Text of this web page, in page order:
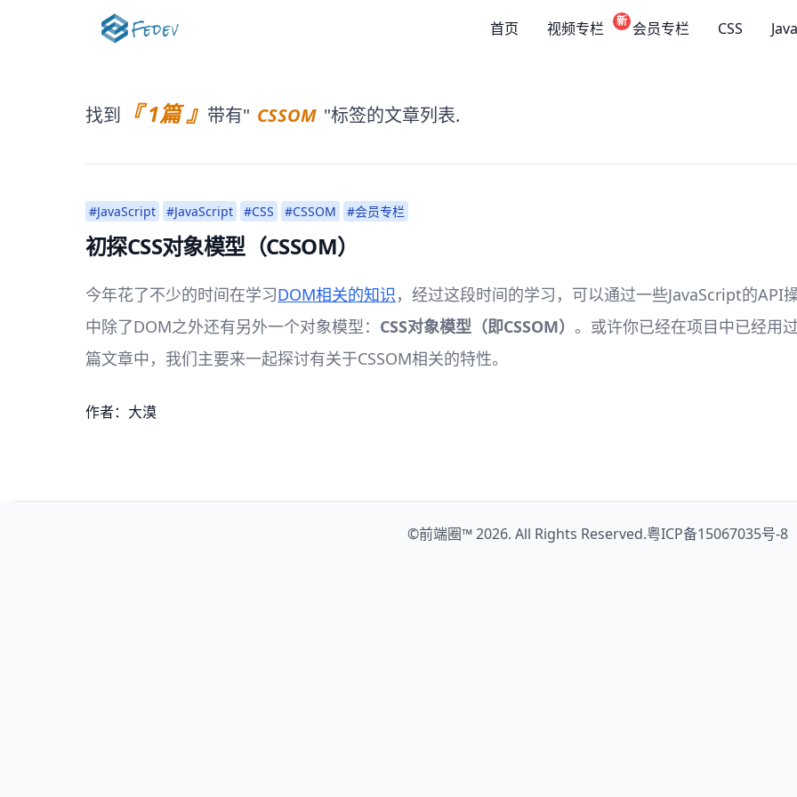
首页 视频专栏 新 会员专栏 CSS
找到 『 1篇 』 带有" CSSOM "标签的文章列表.
#JavaScript #JavaScript #CSS #CSSOM #会员专栏
初探CSS对象模型（CSSOM）
今年花了不少的时间在学习DOM相关的知识，经过这段时间的学习，可以通过一些JavaScript的
中除了DOM之外还有另外一个对象模型： CSS对象模型（即CSSOM） 。或许你已经在项目中已经用
篇文章中，我们主要来一起探讨有关于CSSOM相关的特性。
作者：大漠
©前端圈™2026. All Rights Reserved.粤ICP备15067035号-8